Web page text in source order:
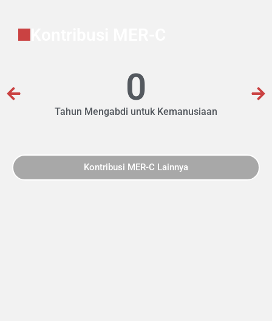
Tahun Mengabdi untuk Kemanusiaan
0
Kontribusi MER-C Lainnya